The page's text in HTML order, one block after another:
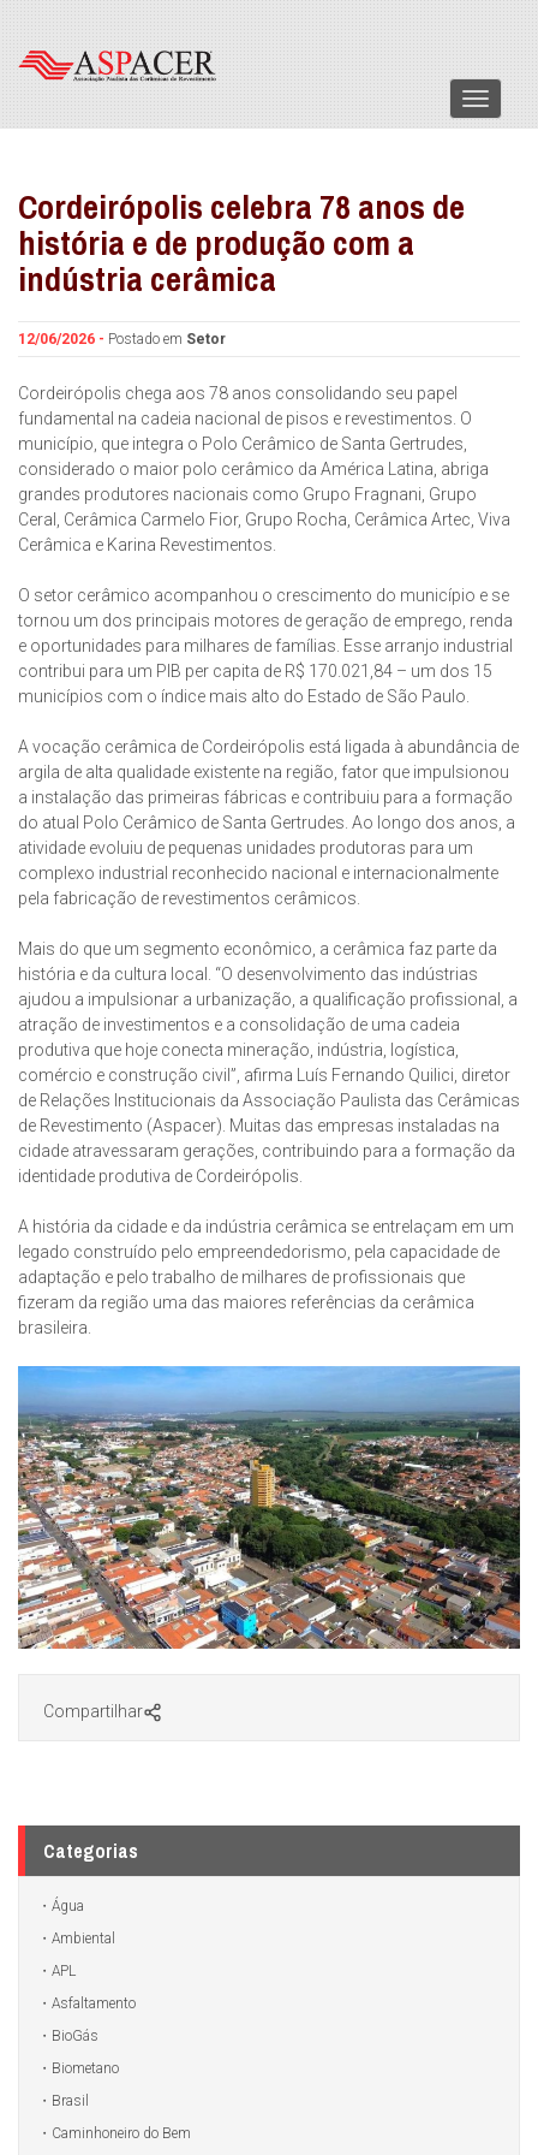
Menu
Cordeirópolis celebra 78 anos de
história e de produção com a
indústria cerâmica
12/06/2026 - Postado em Setor
Cordeirópolis chega aos 78 anos consolidando seu papel
fundamental na cadeia nacional de pisos e revestimentos. O
município, que integra o Polo Cerâmico de Santa Gertrudes,
considerado o maior polo cerâmico da América Latina, abriga
grandes produtores nacionais como Grupo Fragnani, Grupo
Ceral, Cerâmica Carmelo Fior, Grupo Rocha, Cerâmica Artec, Viva
Cerâmica e Karina Revestimentos.
O setor cerâmico acompanhou o crescimento do município e se
tornou um dos principais motores de geração de emprego, renda
e oportunidades para milhares de famílias. Esse arranjo industrial
contribui para um PIB per capita de R$ 170.021,84 – um dos 15
municípios com o índice mais alto do Estado de São Paulo.
A vocação cerâmica de Cordeirópolis está ligada à abundância de
argila de alta qualidade existente na região, fator que impulsionou
a instalação das primeiras fábricas e contribuiu para a formação
do atual Polo Cerâmico de Santa Gertrudes. Ao longo dos anos, a
atividade evoluiu de pequenas unidades produtoras para um
complexo industrial reconhecido nacional e internacionalmente
pela fabricação de revestimentos cerâmicos.
Mais do que um segmento econômico, a cerâmica faz parte da
história e da cultura local. “O desenvolvimento das indústrias
ajudou a impulsionar a urbanização, a qualificação profissional, a
atração de investimentos e a consolidação de uma cadeia
produtiva que hoje conecta mineração, indústria, logística,
comércio e construção civil”, afirma Luís Fernando Quilici, diretor
de Relações Institucionais da Associação Paulista das Cerâmicas
de Revestimento (Aspacer). Muitas das empresas instaladas na
cidade atravessaram gerações, contribuindo para a formação da
identidade produtiva de Cordeirópolis.
A história da cidade e da indústria cerâmica se entrelaçam em um
legado construído pelo empreendedorismo, pela capacidade de
adaptação e pelo trabalho de milhares de profissionais que
fizeram da região uma das maiores referências da cerâmica
brasileira.
Compartilhar
Categorias
Água
Ambiental
APL
Asfaltamento
BioGás
Biometano
Brasil
Caminhoneiro do Bem